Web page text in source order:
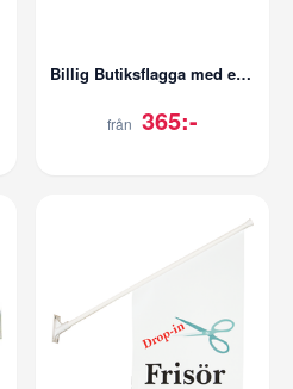
Billig Butiksflagga med eget tryck
från 365:-